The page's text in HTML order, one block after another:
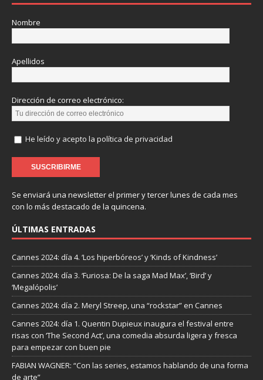
Nombre
Apellidos
Dirección de correo electrónico:
He leído y acepto la política de privacidad
Se enviará una newsletter el primer y tercer lunes de cada mes
con lo más destacado de la quincena.
ÚLTIMAS ENTRADAS
Cannes 2024: día 4. ‘Los hiperbóreos’ y ‘Kinds of Kindness’
Cannes 2024: día 3. ‘Furiosa: De la saga Mad Max’, ‘Bird’ y
‘Megalópolis’
Cannes 2024: día 2. Meryl Streep, una “rockstar” en Cannes
Cannes 2024: día 1. Quentin Dupieux inaugura el festival entre
risas con ‘The Second Act’, una comedia absurda ligera y fresca
para empezar con buen pie
FABIAN WAGNER: “Con las series, estamos hablando de una forma
de arte”